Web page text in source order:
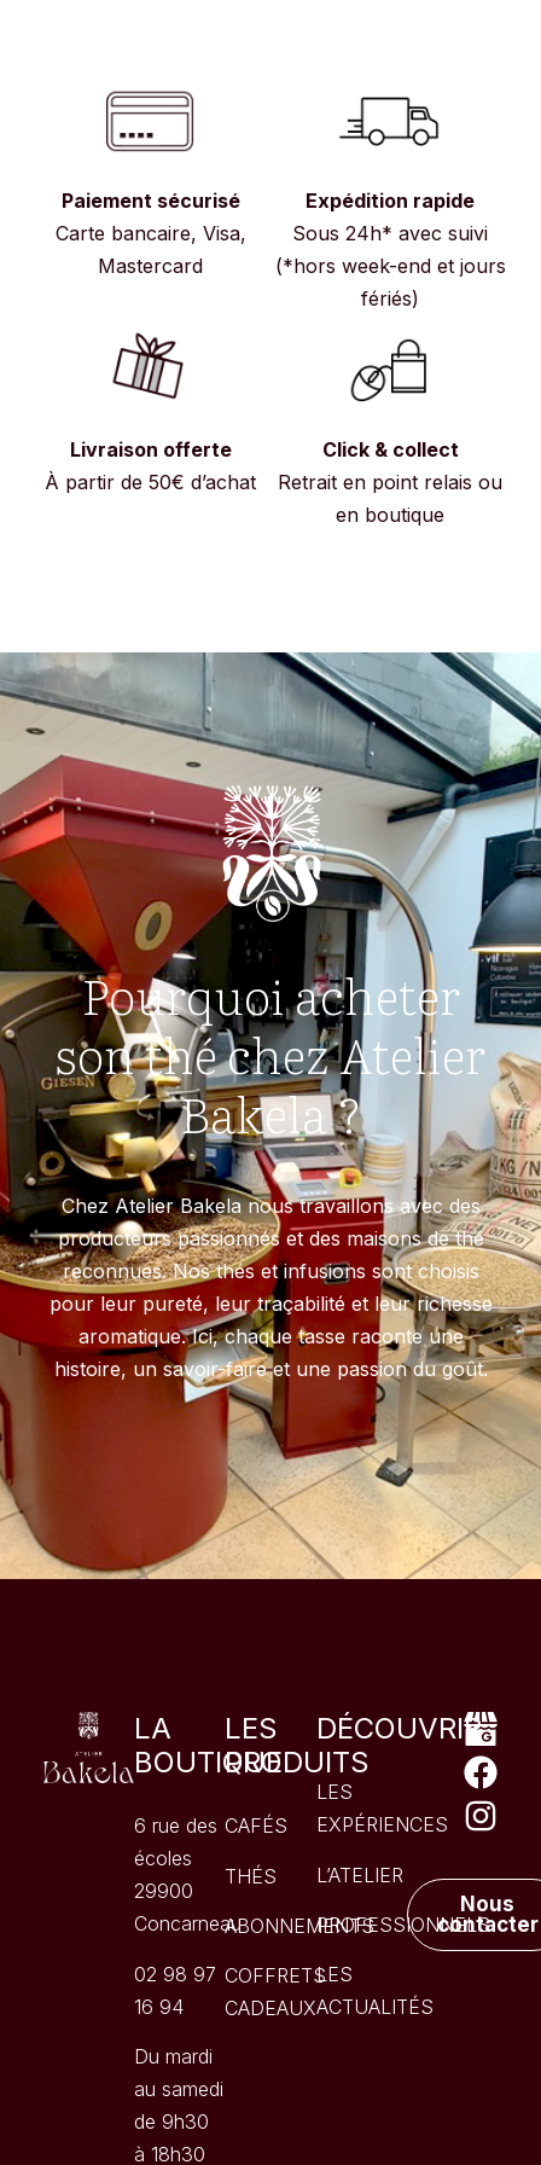
Paiement sécurisé
Carte bancaire, Visa,
Mastercard
Expédition rapide
Sous 24h* avec suivi
(*hors week-end et jours
fériés)
Livraison offerte
À partir de 50€ d’achat
Click & collect
Retrait en point relais ou
en boutique
Pourquoi acheter
son thé chez Atelier
Bakela ?
Chez Atelier Bakela nous travaillons avec des
producteurs passionnés et des maisons de thé
reconnues. Nos thés et infusions sont choisis
pour leur pureté, leur traçabilité et leur richesse
aromatique. Ici, chaque tasse raconte une
histoire, un savoir-faire et une passion du goût.
LA
BOUTIQUE
6 rue des
écoles
29900
Concarneau
02 98 97
16 94
Du mardi
au samedi
de 9h30
à 18h30
LES
PRODUITS
CAFÉS
THÉS
ABONNEMENTS
COFFRETS
CADEAUX
DÉCOUVRIR
LES
EXPÉRIENCES
L’ATELIER
PROFESSIONNELS
LES
ACTUALITÉS
Nous
contacter